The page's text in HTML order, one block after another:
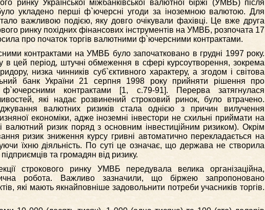
ринку Української міжбанківської валютної біржі (УМВБ) після
укладено перші ф`ючерсні угоди за іноземною валютою. Для
важливою подією, яку довго очікували фахівці. Це вже друга
ринку похідних фінансових інструментів на УМВБ, розпочата 17
про початок торгів валютними ф`ючерсними контрактами.
контрактами на УМВБ було започатковано в грудні 1997 року.
в цей період, штучні обмеження в сфері курсоутворення, зокрема
низка чинників суб`єктивного характеру, а згодом і світова
банк України 21 серпня 1998 року прийняти рішення про
ф`ючерсними контрактами [1, с.79-91]. Перерва затягнулася
які надає розвинений строковий ринок, було втрачено.
валютних ризиків стала однією з причин вилучення
економіки, адже іноземні інвестори не схильні приймати на
валютний ризик поряд з основним інвестиційним ризиком). Окрім
ризик зниження курсу гривні автоматично перекладається на
їхню діяльність. По суті це означає, що держава не створила
та громадян від ризику.
строкового ринку УМВБ передувала велика організаційна,
робота. Важливо зазначили, що біржею запропоновано
які мають якнайповніше задовольнити потреби учасників торгів.